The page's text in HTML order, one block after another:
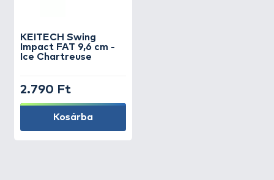
KEITECH Swing
Impact FAT 9,6 cm -
Ice Chartreuse
2.790 Ft
Kosárba